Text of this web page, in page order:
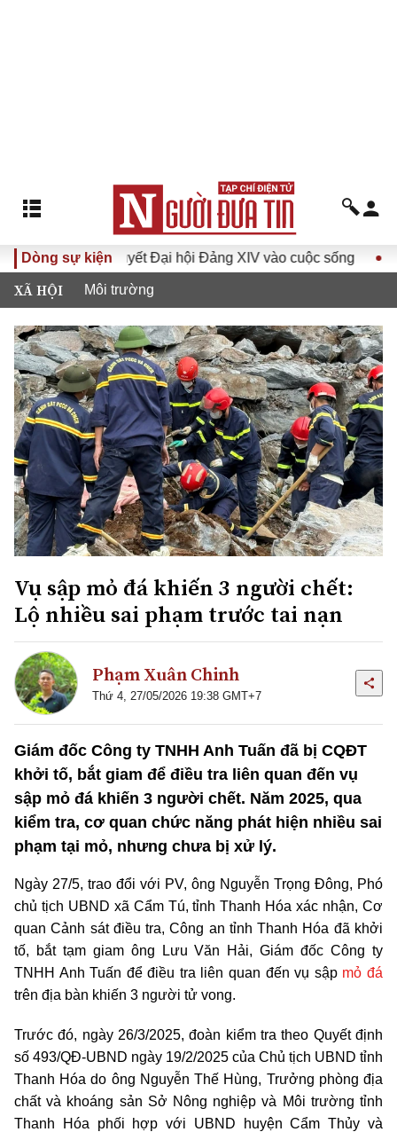
Dòng sự kiện
Nghị quyết Đại hội Đảng XIV vào cuộc sống Hướng
XÃ HỘI Môi trường
Vụ sập mỏ đá khiến 3 người chết:
Lộ nhiều sai phạm trước tai nạn
Phạm Xuân Chinh
Thứ 4, 27/05/2026 19:38 GMT+7
Giám đốc Công ty TNHH Anh Tuấn đã bị CQĐT
khởi tố, bắt giam để điều tra liên quan đến vụ
sập mỏ đá khiến 3 người chết. Năm 2025, qua
kiểm tra, cơ quan chức năng phát hiện nhiều sai
phạm tại mỏ, nhưng chưa bị xử lý.
Ngày 27/5, trao đổi với PV, ông Nguyễn Trọng Đông, Phó
chủ tịch UBND xã Cẩm Tú, tỉnh Thanh Hóa xác nhận, Cơ
quan Cảnh sát điều tra, Công an tỉnh Thanh Hóa đã khởi
tố, bắt tạm giam ông Lưu Văn Hải, Giám đốc Công ty
TNHH Anh Tuấn để điều tra liên quan đến vụ sập mỏ đá
trên địa bàn khiến 3 người tử vong.
Trước đó, ngày 26/3/2025, đoàn kiểm tra theo Quyết định
số 493/QĐ-UBND ngày 19/2/2025 của Chủ tịch UBND tỉnh
Thanh Hóa do ông Nguyễn Thế Hùng, Trưởng phòng địa
chất và khoáng sản Sở Nông nghiệp và Môi trường tỉnh
Thanh Hóa phối hợp với UBND huyện Cẩm Thủy và